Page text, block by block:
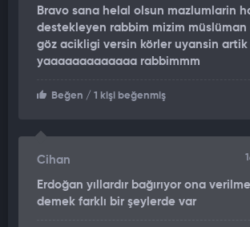
Bravo sana helal olsun mazlumlarin
destekleyen rabbim mizim müslüman
göz acikligi versin körler uyansin artik
yaaaaaaaaaaaaa rabbimmm
Beğen / 1 kişi beğenmiş
Cihan
Erdoğan yıllardır bağırıyor ona
demek farklı bir şeylerde var